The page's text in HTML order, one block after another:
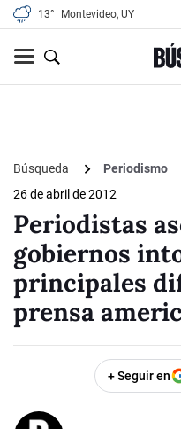
13° Montevideo, UY
Búsqueda
Periodismo
26 de abril de 2012
Periodistas
gobiernos
principales
prensa
+ Seguir en